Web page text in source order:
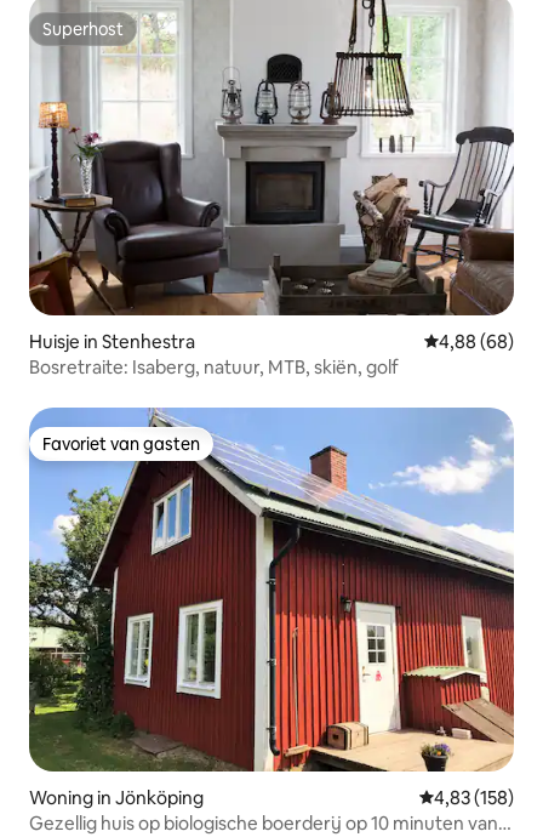
Superhost
Superhost
Huisje in Stenhestra Gemiddelde
4,88 (68)
Bosretraite: Isaberg, natuur, MTB, skiën, golf
Favoriet van gasten
Favoriet van gasten
Woning in Jönköping Gemiddelde
4,83 (158)
Gezellig huis op biologische boerderij op 10 minuten van